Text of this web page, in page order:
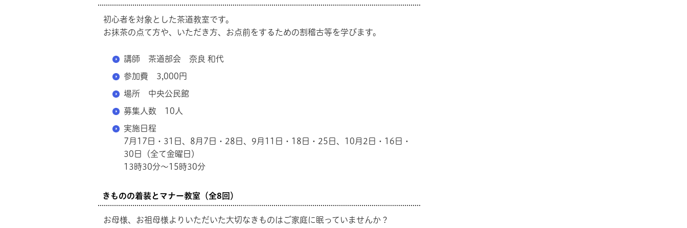
初心者を対象とした茶道教室です。
お抹茶の点て方や、いただき方、お点前をするための割稽古等を学びます。
講師 茶道部会 奈良 和代
参加費 3,000円
場所 中央公民館
募集人数 10人
実施日程
7月17日・31日、8月7日・28日、9月11日・18日・25日、10月2日・16日・
30日（全て金曜日）
13時30分～15時30分
きものの着装とマナー教室（全8回）
お母様、お祖母様よりいただいた大切なきものはご家庭に眠っていませんか？